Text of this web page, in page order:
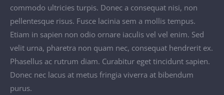
commodo ultricies turpis. Donec a consequat nisi, non
pellentesque risus. Fusce lacinia sem a mollis tempus.
Etiam in sapien non odio ornare iaculis vel vel enim. Sed
velit urna, pharetra non quam nec, consequat hendrerit ex.
Phasellus ac rutrum diam. Curabitur eget tincidunt sapien.
Donec nec lacus at metus fringia viverra at bibendum
purus.